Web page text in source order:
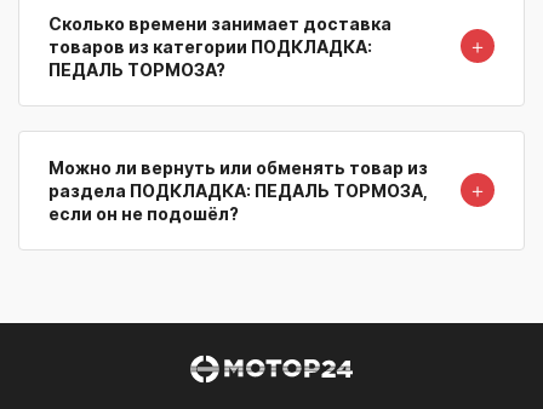
Сколько времени занимает доставка
товаров из категории ПОДКЛАДКА:
ПЕДАЛЬ ТОРМОЗА?
＋
Можно ли вернуть или обменять товар из
раздела ПОДКЛАДКА: ПЕДАЛЬ ТОРМОЗА,
если он не подошёл?
＋